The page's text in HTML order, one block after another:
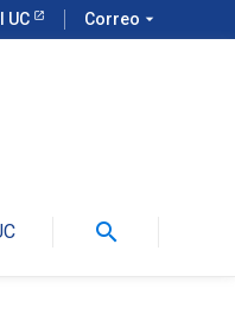
UC Correo arrow_drop_down
search